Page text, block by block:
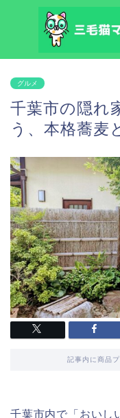
グルメ
千葉市の隠れ
う、本格蕎麦
記事内に商品
千葉市内で「おいし